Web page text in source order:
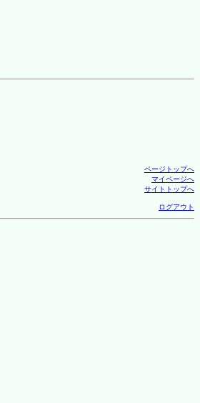
ページトップへ
マイページへ
サイトトップへ
ログアウト